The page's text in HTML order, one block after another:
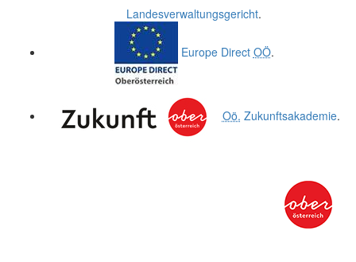
Landesverwaltungsgericht.
Europe Direct OÖ.
Oö. Zukunftsakademie.